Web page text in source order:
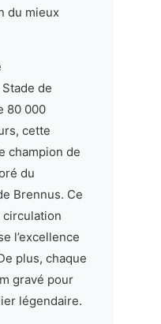
du mieux
de
80 000
cette
champion de
du
Brennus. Ce
l’excellence
plus, chaque
gravé pour
légendaire.